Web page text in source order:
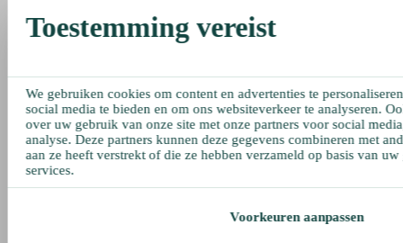
Toestemming vereist
We gebruiken cookies om content en advertenties te
social media te bieden en om ons websiteverkeer te analyseren.
over uw gebruik van onze site met onze partners voor social
analyse. Deze partners kunnen deze gegevens combineren met
aan ze heeft verstrekt of die ze hebben verzameld op basis van
services.
Voorkeuren aanpassen